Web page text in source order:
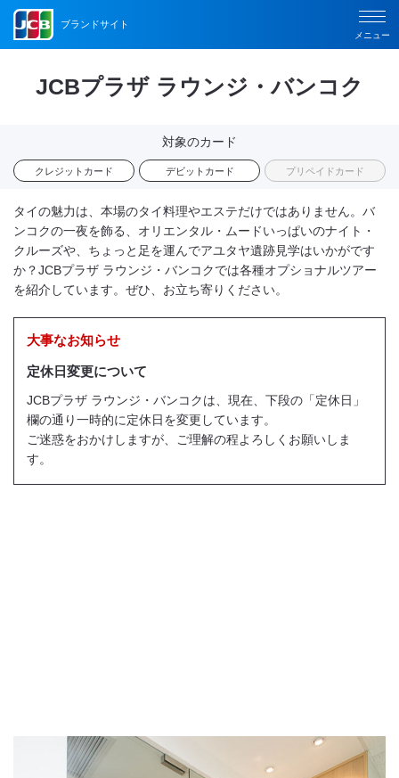
ブランドサイト
メニュー
JCBプラザ ラウンジ・バンコク
対象のカード
クレジットカード デビットカード プリペイドカード
タイの魅力は、本場のタイ料理やエステだけではありません。バ
ンコクの一夜を飾る、オリエンタル・ムードいっぱいのナイト・
クルーズや、ちょっと足を運んでアユタヤ遺跡見学はいかがです
か？JCBプラザ ラウンジ・バンコクでは各種オプショナルツアー
を紹介しています。ぜひ、お立ち寄りください。
大事なお知らせ
定休日変更について
JCBプラザ ラウンジ・バンコクは、現在、下段の「定休日」
欄の通り一時的に定休日を変更しています。
ご迷惑をおかけしますが、ご理解の程よろしくお願いしま
す。